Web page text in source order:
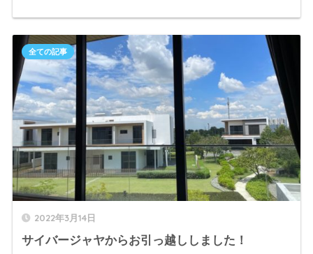
2022年3月14日
サイバージャヤからお引っ越ししました！
全ての記事